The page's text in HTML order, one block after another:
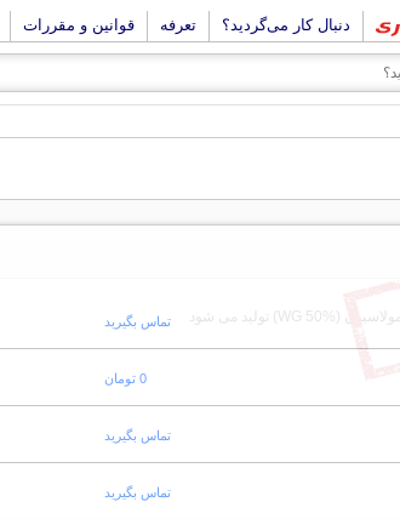
دنبال کار می‌گردید؟ تعرفه قوانین و مقررات
تماس بگیرید
0 تومان
تماس بگیرید
تماس بگیرید